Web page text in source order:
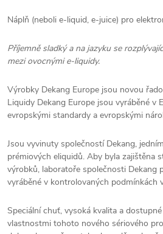
Náplň (neboli e-liquid, e-juice) pro
Příjemně sladký a na jazyku se
mezi ovocnými e-liquidy.
Výrobky Dekang Europe jsou novou
Liquidy Dekang Europe jsou vyráběné v
evropskými standardy a evropskými
Jsou vyvinuty společností Dekang,
prémiových eliquidů. Aby byla zajištěna
výrobků, laboratoře společnosti Dekang
vyráběné v kontrolovaných podmínkách
Speciální chuť, vysoká kvalita a
vlastnostmi tohoto nového sériového